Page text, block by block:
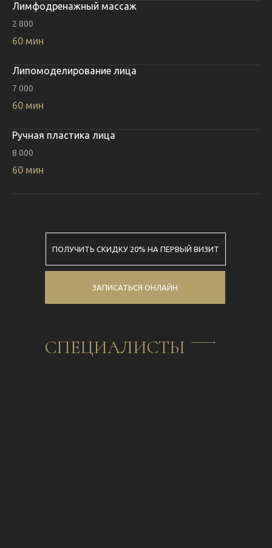
Лимфодренажный массаж
2 800
60 мин
Липомоделирование лица
7 000
60 мин
Ручная пластика лица
8 000
60 мин
ЗАПИСАТЬСЯ ОНЛАЙН
ПОЛУЧИТЬ СКИДКУ 20% НА ПЕРВЫЙ ВИЗИТ
СПЕЦИАЛИСТЫ